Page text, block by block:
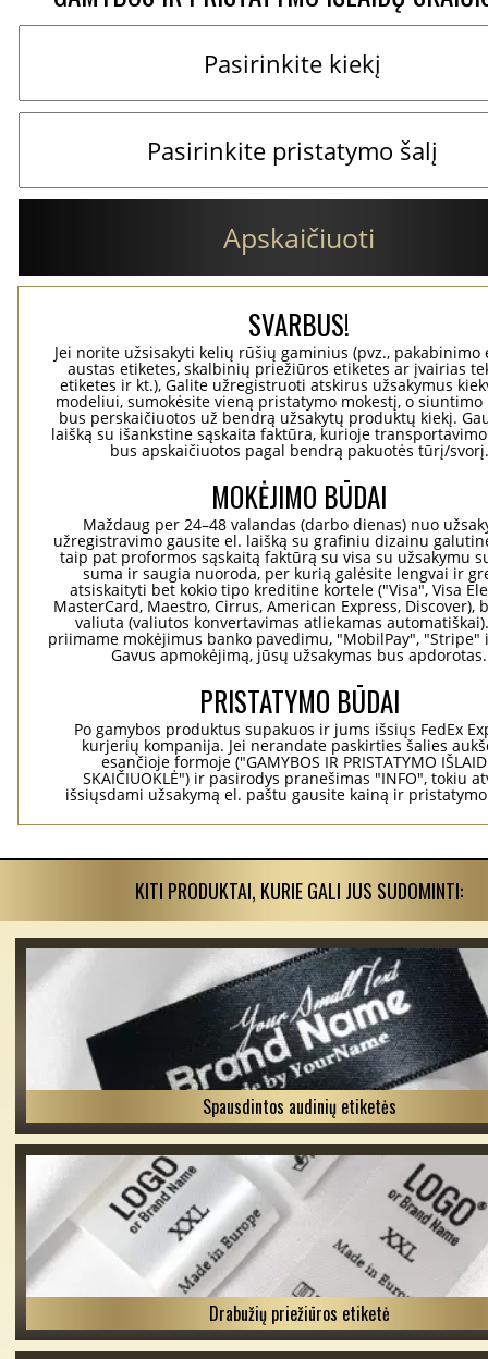
Apskaičiuoti
SVARBUS!
Jei norite užsisakyti kelių rūšių gaminius (pvz., pakabinimo
austas etiketes, skalbinių priežiūros etiketes ar įvairias
etiketes ir kt.), Galite užregistruoti atskirus užsakymus
modeliui, sumokėsite vieną pristatymo mokestį, o siuntimo
bus perskaičiuotos už bendrą užsakytų produktų kiekį.
laišką su išankstine sąskaita faktūra, kurioje
bus apskaičiuotos pagal bendrą pakuotės tūrį/svorį.
MOKĖJIMO BŪDAI
Maždaug per 24–48 valandas (darbo dienas) nuo
užregistravimo gausite el. laišką su grafiniu dizainu
taip pat proformos sąskaitą faktūrą su visa su užsakymu
suma ir saugia nuoroda, per kurią galėsite lengvai ir
atsiskaityti bet kokio tipo kreditine kortele ("Visa", Visa
MasterCard, Maestro, Cirrus, American Express, Discover),
valiuta (valiutos konvertavimas atliekamas
priimame mokėjimus banko pavedimu, "MobilPay", "Stripe"
Gavus apmokėjimą, jūsų užsakymas bus apdorotas.
PRISTATYMO BŪDAI
Po gamybos produktus supakuos ir jums išsiųs FedEx
kurjerių kompanija. Jei nerandate paskirties šalies
esančioje formoje ("GAMYBOS IR PRISTATYMO
SKAIČIUOKLĖ") ir pasirodys pranešimas "INFO", tokiu
išsiųsdami užsakymą el. paštu gausite kainą ir
KITI PRODUKTAI, KURIE GALI JUS SUDOMINTI:
Spausdintos audinių etiketės
Drabužių priežiūros etiketė